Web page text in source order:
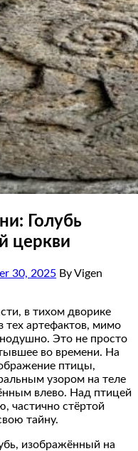
Голубь
церкви
30, 2025 By Vigen
в тихом дворике
тех артефактов, мимо
Это не просто
во времени. На
птицы,
узором на теле
влево. Над птицей
частично стёртой
тайну.
изображённый на